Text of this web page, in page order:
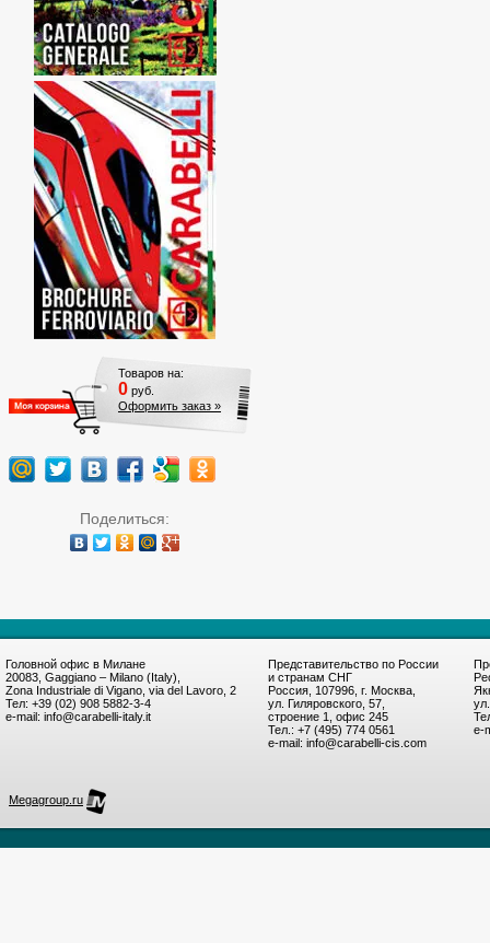
Товаров на:
0 руб.
Оформить заказ »
Поделиться:
Megagroup.ru
Головной офис в Милане
20083, Gaggiano – Milano (Italy),
Zona Industriale di Vigano, via del Lavoro, 2
Тел: +39 (02) 908 5882-3-4
e-mail: info@carabelli-italy.it
Представительство по России
и странам СНГ
Россия, 107996, г. Москва,
ул. Гиляровского, 57,
строение 1, офис 245
Тел.: +7 (495) 774 0561
e-mail: info@carabelli-cis.com
e-